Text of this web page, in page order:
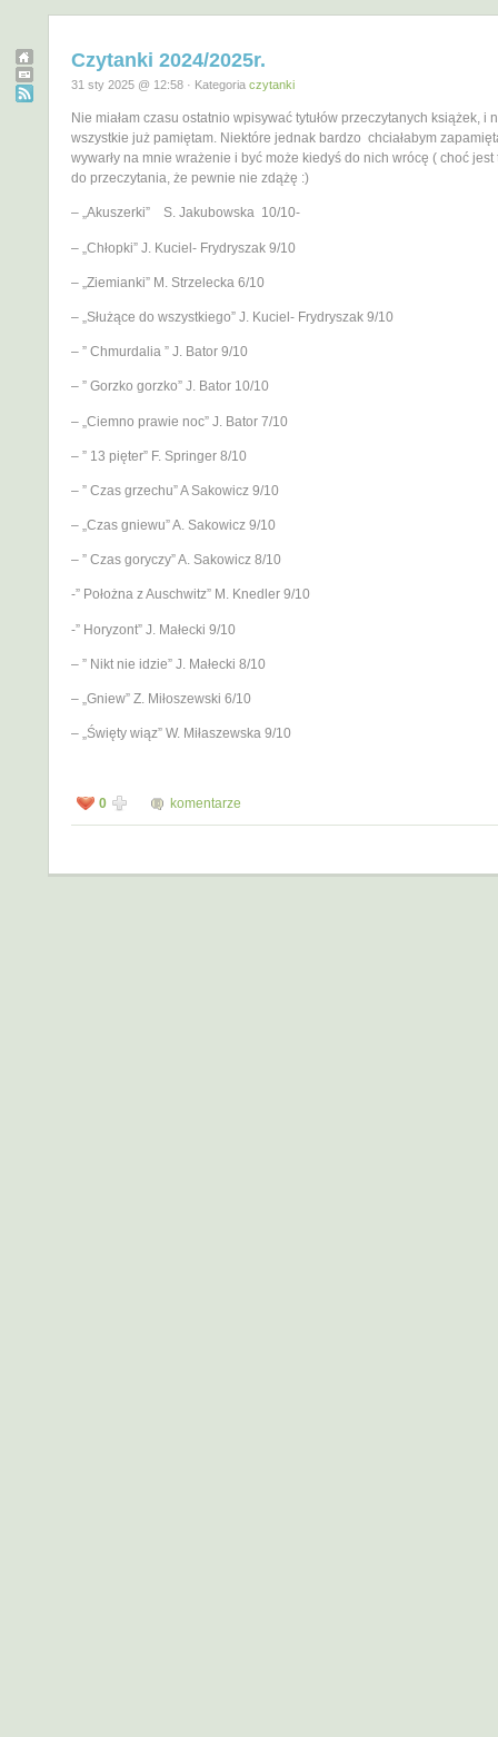
Czytanki 2024/2025r.
31 sty 2025 @ 12:58 · Kategoria czytanki
Nie miałam czasu ostatnio wpisywać tytułów przeczytanych książek, i
wszystkie już pamiętam. Niektóre jednak bardzo chciałabym
wywarły na mnie wrażenie i być może kiedyś do nich wrócę ( choć jest
do przeczytania, że pewnie nie zdążę :)
– „Akuszerki” S. Jakubowska 10/10-
– „Chłopki” J. Kuciel- Frydryszak 9/10
– „Ziemianki” M. Strzelecka 6/10
– „Służące do wszystkiego” J. Kuciel- Frydryszak 9/10
– ” Chmurdalia ” J. Bator 9/10
– ” Gorzko gorzko” J. Bator 10/10
– „Ciemno prawie noc” J. Bator 7/10
– ” 13 pięter” F. Springer 8/10
– ” Czas grzechu” A Sakowicz 9/10
– „Czas gniewu” A. Sakowicz 9/10
– ” Czas goryczy” A. Sakowicz 8/10
-” Położna z Auschwitz” M. Knedler 9/10
-” Horyzont” J. Małecki 9/10
– ” Nikt nie idzie” J. Małecki 8/10
– „Gniew” Z. Miłoszewski 6/10
– „Święty wiąz” W. Miłaszewska 9/10
0 komentarze